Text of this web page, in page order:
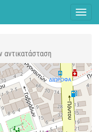
αντικατάσταση